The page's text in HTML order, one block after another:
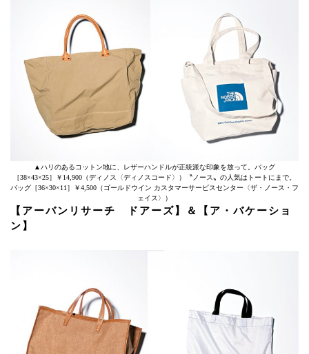
▲ハリのあるコットン地に、レザーハンドルが正統派な印象を放って。バッグ
［38×43×25］￥14,900（ディノス〈ディノスコード〉）〝ノース〟の人気はトートにまで。
バッグ［36×30×11］￥4,500（ゴールドウイン カスタマーサービスセンター〈ザ・ノース・フ
ェイス〉）
【アーバンリサーチ ドアーズ】＆【ア・バケーショ
ン】